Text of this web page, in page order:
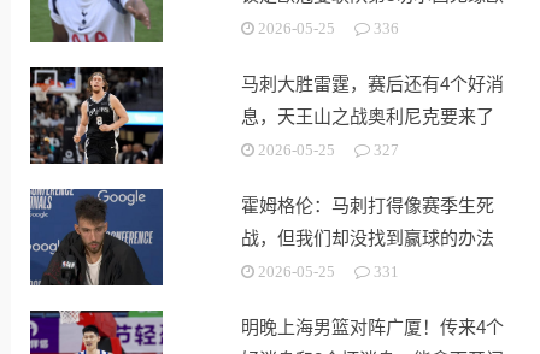
战2026-05-25 336
马刺大胜雷霆，赛后还有4个好消
息，天王山之战奥利尼克要来了
2026-05-25 327
霍姆格伦：马刺打得像赛季生死
战，但我们却没找到赢球的办法
2026-05-25 331
明晚上海男篮对阵广厦！传来4个